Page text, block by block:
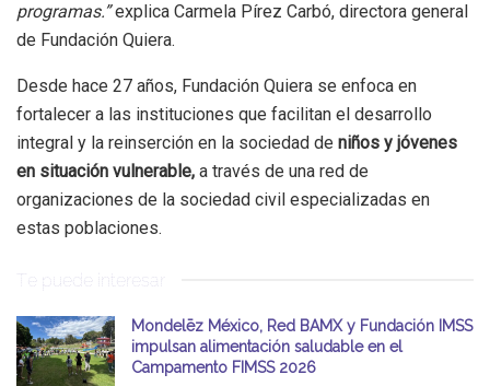
programas.”explica Carmela Pírez Carbó, directora general
de Fundación Quiera.
Desde hace 27 años, Fundación Quiera se enfoca en
fortalecer a las instituciones que facilitan el desarrollo
integral y la reinserción en la sociedad de niños y jóvenes
en situación vulnerable, a través de una red de
organizaciones de la sociedad civil especializadas en
estas poblaciones.
Te puede interesar
Mondelēz México, Red BAMX y Fundación IMSS
impulsan alimentación saludable en el
Campamento FIMSS 2026